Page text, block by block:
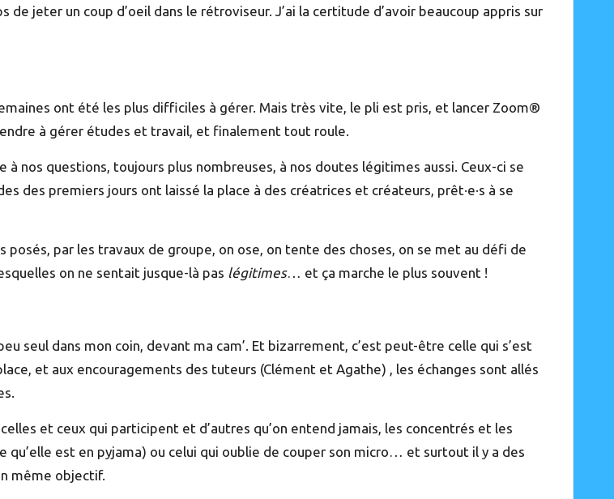
de jeter un coup d’oeil dans le rétroviseur. J’ai la certitude d’avoir beaucoup appris sur
ont été les plus difficiles à gérer. Mais très vite, le pli est pris, et lancer Zoom®
à gérer études et travail , et finalement tout roule.
nos questions, toujours plus nombreuses, à nos doutes légitimes aussi. Ceux-ci se
des premiers jours ont laissé la place à des créatrices et créateurs, prêt·e·s à se
posés, par les travaux de groupe, on ose, on tente des choses, on se met au défi de
on ne sentait jusque-là pas légitimes… et ça marche le plus souvent !
seul dans mon coin, devant ma cam’. Et bizarrement, c’est peut-être celle qui s’est
et aux encouragements des tuteurs (Clément et Agathe) , les échanges sont allés
et ceux qui participent et d’autres qu’on entend jamais, les concentrés et les
qu’elle est en pyjama) ou celui qui oublie de couper son micro… et surtout il y a des
même objectif.